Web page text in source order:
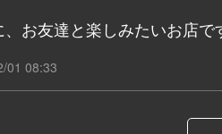
お友達と楽しみたいお店で
01 08:33